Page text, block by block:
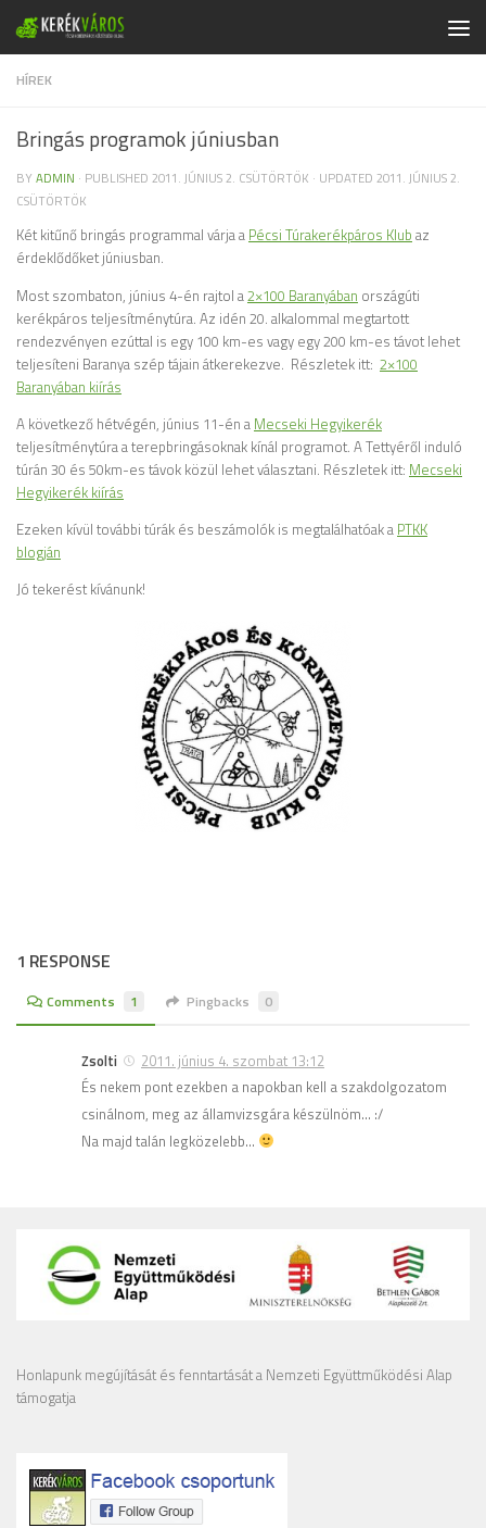
Skip to content
HÍREK
Bringás programok júniusban
BY ADMIN · PUBLISHED 2011. JÚNIUS 2. CSÜTÖRTÖK · UPDATED 2011. JÚNIUS 2.
CSÜTÖRTÖK
Két kitűnő bringás programmal várja a Pécsi Túrakerékpáros Klub az
érdeklődőket júniusban.
Most szombaton, június 4-én rajtol a2×100 Baranyában országúti
kerékpáros teljesítménytúra. Az idén 20. alkalommal megtartott
rendezvényen ezúttal is egy 100 km-es vagy egy 200 km-es távot lehet
teljesíteni Baranya szép tájain átkerekezve. Részletek itt: 2×100
Baranyában kiírás
A következő hétvégén, június 11-én a Mecseki Hegyikerék
teljesítménytúra a terepbringásoknak kínál programot. A Tettyéről induló
túrán 30 és 50km-es távok közül lehet választani. Részletek itt: Mecseki
Hegyikerék kiírás
Ezeken kívül további túrák és beszámolók is megtalálhatóak a PTKK
blogján
Jó tekerést kívánunk!
1 RESPONSE
Comments 1 Pingbacks 0
Zsolti
2011. június 4. szombat 13:12
És nekem pont ezekben a napokban kell a szakdolgozatom
csinálnom, meg az államvizsgára készülnöm… :/
Na majd talán legközelebb…
Honlapunk megújítását és fenntartását a Nemzeti Együttműködési Alap
támogatja